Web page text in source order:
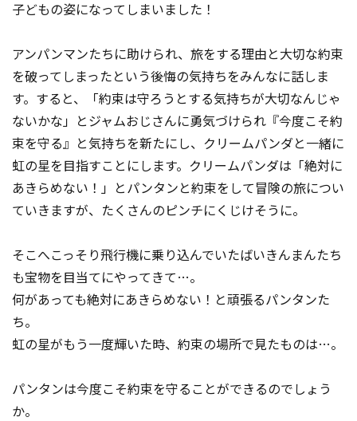
子どもの姿になってしまいました！
アンパンマンたちに助けられ、旅をする理由と大切な約束
を破ってしまったという後悔の気持ちをみんなに話しま
す。すると、「約束は守ろうとする気持ちが大切なんじゃ
ないかな」とジャムおじさんに勇気づけられ『今度こそ約
束を守る』と気持ちを新たにし、クリームパンダと一緒に
虹の星を目指すことにします。クリームパンダは「絶対に
あきらめない！」とパンタンと約束をして冒険の旅につい
ていきますが、たくさんのピンチにくじけそうに。
そこへこっそり飛行機に乗り込んでいたばいきんまんたち
も宝物を目当てにやってきて…。
何があっても絶対にあきらめない！と頑張るパンタンた
ち。
虹の星がもう一度輝いた時、約束の場所で見たものは…。
パンタンは今度こそ約束を守ることができるのでしょう
か。